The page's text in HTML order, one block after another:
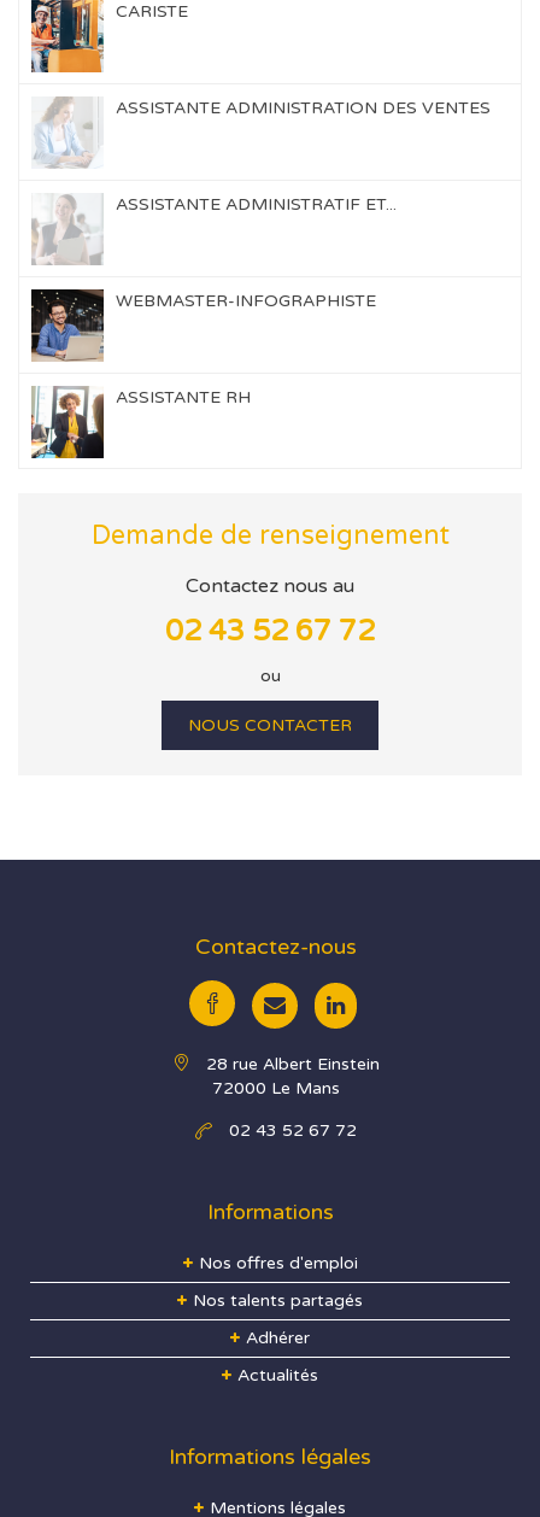
CARISTE
ASSISTANTE ADMINISTRATION DES VENTES
ASSISTANTE ADMINISTRATIF ET...
WEBMASTER-INFOGRAPHISTE
ASSISTANTE RH
Demande de renseignement
Contactez nous au
02 43 52 67 72
ou
NOUS CONTACTER
Contactez-nous
28 rue Albert Einstein
72000 Le Mans
02 43 52 67 72
Informations
Nos offres d'emploi
Nos talents partagés
Adhérer
Actualités
Informations légales
Mentions légales